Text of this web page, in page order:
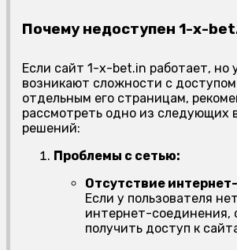
Почему недоступен 1-x-
Если сайт 1-x-bet.in работает, но
возникают сложности с
отдельным его страницам,
рассмотреть одно из следующих
решений:
Проблемы с сетью:
Отсутствие
Если у пользователя
интернет-соединения,
получить доступ к